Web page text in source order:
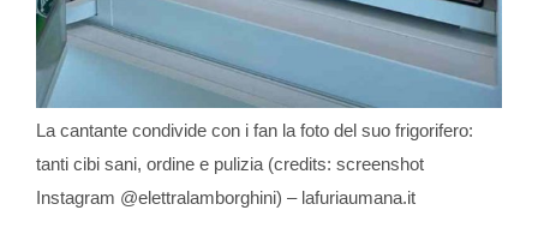
La cantante condivide con i fan la foto del suo frigorifero:
tanti cibi sani, ordine e pulizia (credits: screenshot
Instagram @elettralamborghini) – lafuriaumana.it